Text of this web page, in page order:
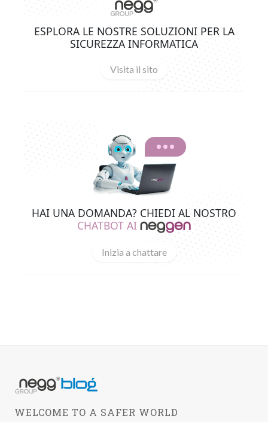
ESPLORA LE NOSTRE SOLUZIONI PER LA
SICUREZZA INFORMATICA
Visita il sito
HAI UNA DOMANDA? CHIEDI AL NOSTRO
CHATBOT AI
Inizia a chattare
WELCOME TO A SAFER WORLD